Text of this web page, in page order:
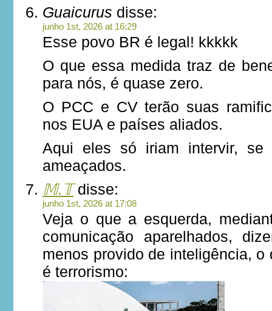
Guaicurus disse:
junho 1st, 2026 at 16:29
Esse povo BR é legal! kkkkk
O que essa medida traz de
para nós, é quase zero.
O PCC e CV terão suas
nos EUA e países aliados.
Aqui eles só iriam intervir, se
ameaçados.
𝕄.𝕋disse:
junho 1st, 2026 at 17:08
Veja o que a esquerda,
comunicação aparelhados,
menos provido de inteligência, o
é terrorismo: